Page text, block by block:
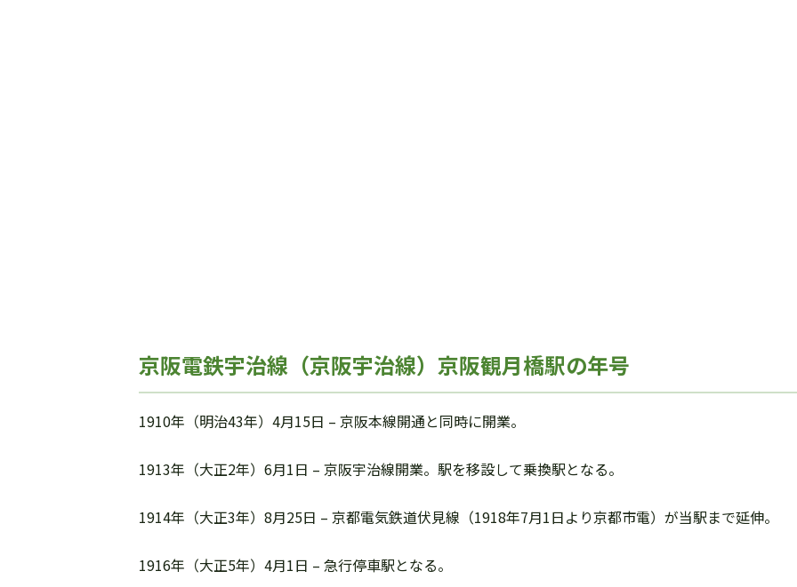
京阪電鉄宇治線（京阪宇治線）京阪観月橋駅の年号
1910年（明治43年）4月15日 – 京阪本線開通と同時に開業。
1913年（大正2年）6月1日 – 京阪宇治線開業。駅を移設して乗換駅となる。
1914年（大正3年）8月25日 – 京都電気鉄道伏見線（1918年7月1日より京都市電）が当駅まで延伸。
1916年（大正5年）4月1日 – 急行停車駅となる。